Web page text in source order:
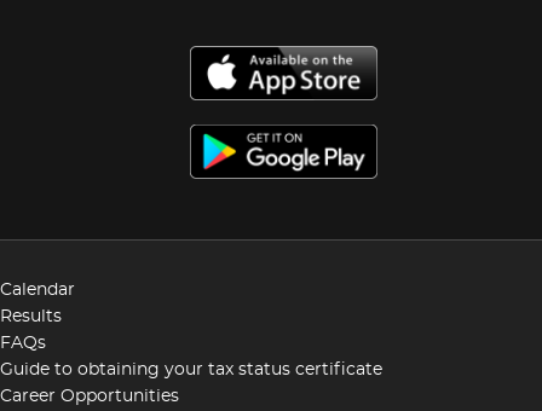
Calendar
Results
FAQs
Guide to obtaining your tax status certificate
Career Opportunities